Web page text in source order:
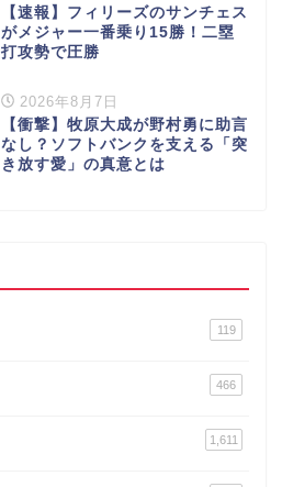
【速報】フィリーズのサンチェス
がメジャー一番乗り15勝！二塁
打攻勢で圧勝
2026年8月7日
【衝撃】牧原大成が野村勇に助言
なし？ソフトバンクを支える「突
き放す愛」の真意とは
119
466
1,611